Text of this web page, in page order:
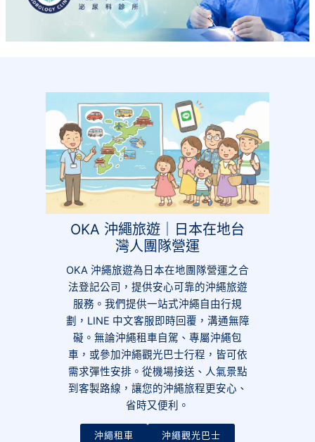
OKA 沖繩旅遊｜日本在地台
灣人團隊營運
OKA 沖繩旅遊為日本在地團隊營運之合
法登記公司，提供安心可靠的沖繩旅遊
服務。我們提供一站式沖繩自由行規
劃，LINE 中文客服即時回覆，溝通無障
礙。無論沖繩租車自駕、專屬沖繩包
車，或參加沖繩觀光巴士行程，皆可依
需求彈性安排。從機場接送、人氣景點
到客製路線，讓您的沖繩旅程更安心、
省時又便利。
沖繩租車 沖繩觀光巴士